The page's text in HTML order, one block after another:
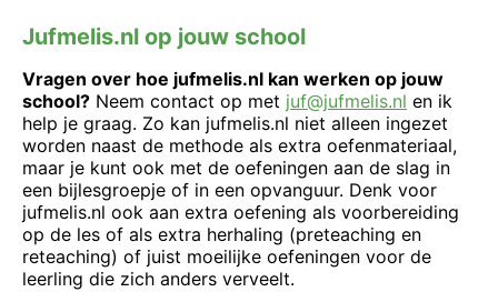
Jufmelis.nl op jouw school
Vragen over hoe jufmelis.nl kan werken op jouw
school? Neem contact op met juf@jufmelis.nl en ik
help je graag. Zo kan jufmelis.nl niet alleen ingezet
worden naast de methode als extra oefenmateriaal,
maar je kunt ook met de oefeningen aan de slag in
een bijlesgroepje of in een opvanguur. Denk voor
jufmelis.nl ook aan extra oefening als voorbereiding
op de les of als extra herhaling (preteaching en
reteaching) of juist moeilijke oefeningen voor de
leerling die zich anders verveelt.